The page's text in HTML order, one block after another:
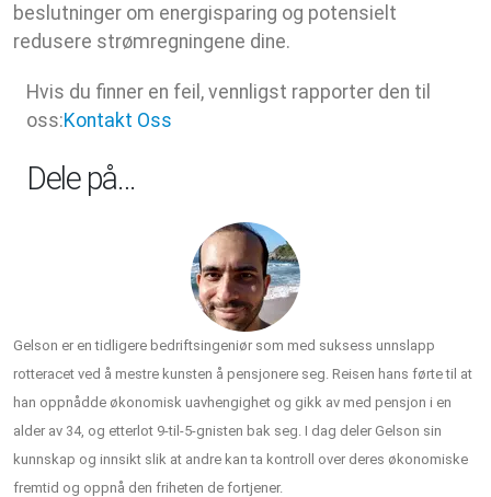
beslutninger om energisparing og potensielt
redusere strømregningene dine.
Hvis du finner en feil, vennligst rapporter den til
oss:Kontakt Oss
Dele på…
Gelson er en tidligere bedriftsingeniør som med suksess unnslapp
rotteracet ved å mestre kunsten å pensjonere seg. Reisen hans førte til at
han oppnådde økonomisk uavhengighet og gikk av med pensjon i en
alder av 34, og etterlot 9-til-5-gnisten bak seg. I dag deler Gelson sin
kunnskap og innsikt slik at andre kan ta kontroll over deres økonomiske
fremtid og oppnå den friheten de fortjener.